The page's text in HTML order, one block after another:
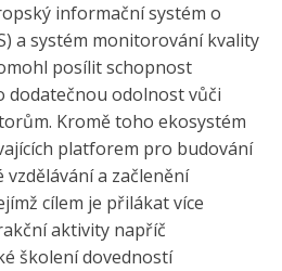
informační systém o
a systém monitorování kvality
posílit schopnost
dodatečnou odolnost vůči
Kromě toho ekosystém
platforem pro budování
a začlenění
cílem je přilákat více
aktivity napříč
školení dovedností